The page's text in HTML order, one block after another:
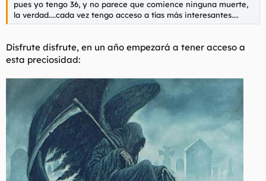
pues yo tengo 36, y no parece que comience ninguna muerte,
la verdad....cada vez tengo acceso a tías más interesantes....
Disfrute disfrute, en un año empezará a tener acceso a
esta preciosidad: